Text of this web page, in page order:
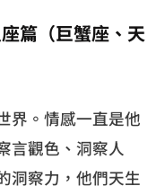
篇（巨蟹座、天
界。情感一直是他
言觀色、洞察人
洞察力，他們天生